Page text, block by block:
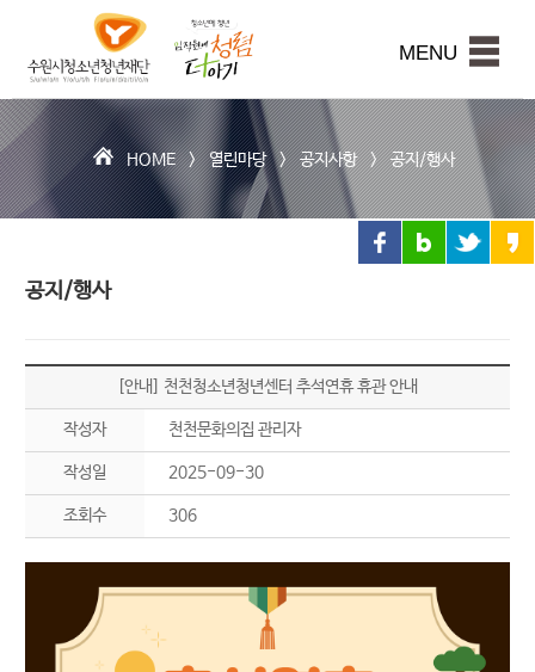
본문내용 바로가기
시
청
소
년
청
년
재
단
MENU
HOME >열린마당>공지사항>공지/행사
공지/행사
[안내] 천천청소년청년센터 추석연휴 휴관 안내
작성자 천천문화의집 관리자
작성일 2025-09-30
조회수 306